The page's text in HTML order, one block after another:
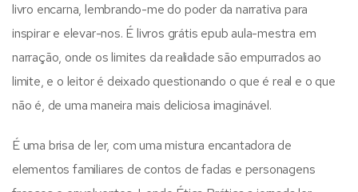
livro encarna, lembrando-me do poder da narrativa para
inspirar e elevar-nos. É livros grátis epub aula-mestra em
narração, onde os limites da realidade são empurrados ao
limite, e o leitor é deixado questionando o que é real e o que
não é, de uma maneira mais deliciosa imaginável.
É uma brisa de ler, com uma mistura encantadora de
elementos familiares de contos de fadas e personagens